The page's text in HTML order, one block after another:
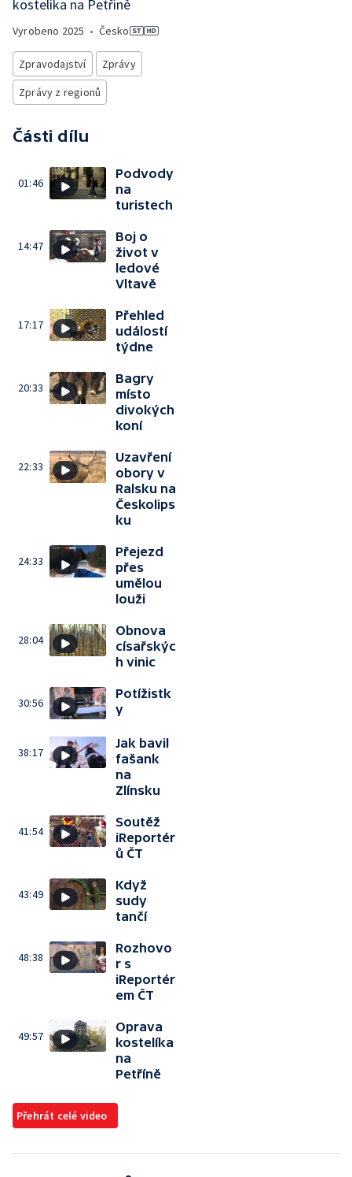
kostelíka na Petříně
Vyrobeno 2025 • Česko
Zpravodajství
Zprávy
Zprávy z regionů
Části dílu
01:46
Podvody
na
turistech
14:47
Boj o
život v
ledové
Vltavě
17:17
Přehled
událostí
týdne
20:33
Bagry
místo
divokých
koní
22:33
Uzavření
obory v
Ralsku na
Českolips
ku
24:33
Přejezd
přes
umělou
louži
28:04
Obnova
císařskýc
h vinic
30:56
Potížistk
y
38:17
Jak bavil
fašank
na
Zlínsku
41:54
Soutěž
iReportér
ů ČT
43:49
Když
sudy
tančí
48:38
Rozhovo
r s
iReportér
em ČT
49:57
Oprava
kostelíka
na
Petříně
Přehrát celé video